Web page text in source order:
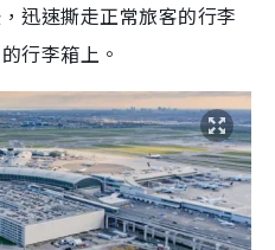
迅速撕走正常旅客的行李
行李箱上。